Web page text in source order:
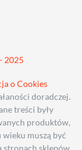
2025
o Cookies
doradczej.
treści były
produktów,
muszą być
sklepów.